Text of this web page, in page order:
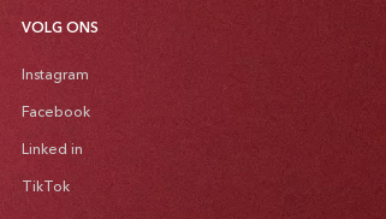
VOLG ONS
Instagram
Facebook
Linked in
TikTok